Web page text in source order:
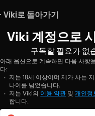
Viki로 돌아가기
Viki 계정으로
구독할 필요가 없
아래 옵션으로 계속하면 다음 사항
다:
저는 18세 이상이며 제가 사는
나이를 넘었습니다.
저는 Viki의 이용 약관 및 개인정
합니다.